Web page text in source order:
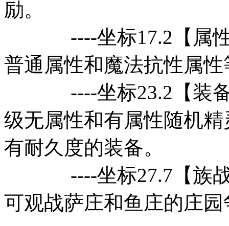
励。
----坐标17.2【属性
普通属性和魔法抗性属性
----坐标23.2【装备
级无属性和有属性随机
有耐久度的装备。
----坐标27.7【族战
可观战萨庄和鱼庄